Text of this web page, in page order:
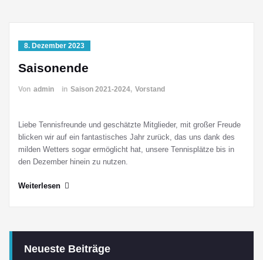
8. Dezember 2023
Saisonende
Von admin in Saison 2021-2024, Vorstand
Liebe Tennisfreunde und geschätzte Mitglieder, mit großer Freude
blicken wir auf ein fantastisches Jahr zurück, das uns dank des
milden Wetters sogar ermöglicht hat, unsere Tennisplätze bis in
den Dezember hinein zu nutzen.
Weiterlesen
Neueste Beiträge